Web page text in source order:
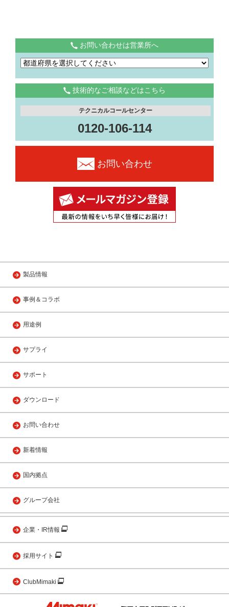
お問い合わせは営業所へ
技術的なご相談などはこちら
テクニカルコールセンター
0120-106-114
お問い合わせ
製品情報
事例＆コラボ
用途例
サプライ
サポート
ダウンロード
お問い合わせ
新着情報
国内拠点
グループ会社
企業・IR情報
採用サイト
ClubMimaki